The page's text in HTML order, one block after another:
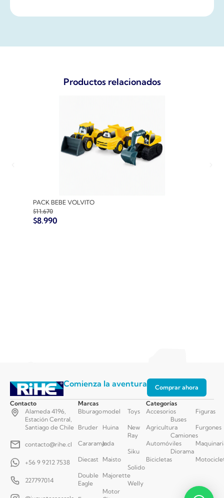
Productos relacionados
PACK BEBE VOLVITO
$11.670
$8.990
Comienza la aventura Comprar ahora
Contacto
Alameda 4196,
Estación Central,
Santiago de Chile
contacto@rihe.cl
+56 9 9212 7538
227797014
Marcas
Bburago
Bruder
Cararama
Diecast
Double
Eagle
model
Huina
Jada
Maisto
Majorette
Motor
Toys
New
Ray
Siku
Solido
Welly
Categorías
Accesorios
Agricultura
Automóviles
Bicicletas
Buses
Camiones
Diorama
Figuras
Furgones